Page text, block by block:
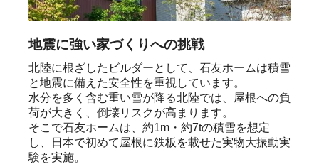
地震に強い家づくりへの挑戦
北陸に根ざしたビルダーとして、石友ホームは積雪
と地震に備えた安全性を重視しています。
水分を多く含む重い雪が降る北陸では、屋根への負
荷が大きく、倒壊リスクが高まります。
そこで石友ホームは、約1m・約7tの積雪を想定
し、日本で初めて屋根に鉄板を載せた実物大振動実
験を実施。